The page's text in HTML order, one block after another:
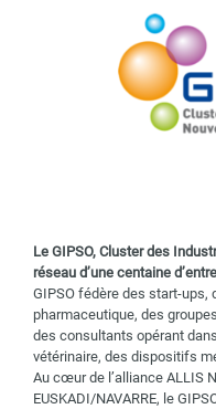
Le GIPSO, Cluster des
réseau d’une centaine
GIPSO fédère des start-
pharmaceutique, des
des consultants opérant
vétérinaire, des dispositifs
Au cœur de l’alliance ALLIS
EUSKADI/NAVARRE, le